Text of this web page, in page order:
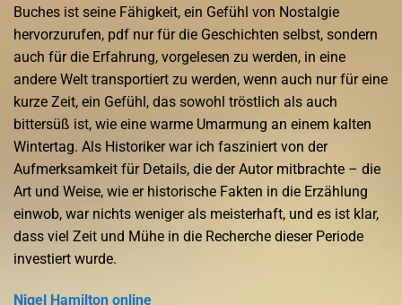
Buches ist seine Fähigkeit, ein Gefühl von Nostalgie
hervorzurufen, pdf nur für die Geschichten selbst, sondern
auch für die Erfahrung, vorgelesen zu werden, in eine
andere Welt transportiert zu werden, wenn auch nur für eine
kurze Zeit, ein Gefühl, das sowohl tröstlich als auch
bittersüß ist, wie eine warme Umarmung an einem kalten
Wintertag. Als Historiker war ich fasziniert von der
Aufmerksamkeit für Details, die der Autor mitbrachte – die
Art und Weise, wie er historische Fakten in die Erzählung
einwob, war nichts weniger als meisterhaft, und es ist klar,
dass viel Zeit und Mühe in die Recherche dieser Periode
investiert wurde.
Nigel Hamilton online